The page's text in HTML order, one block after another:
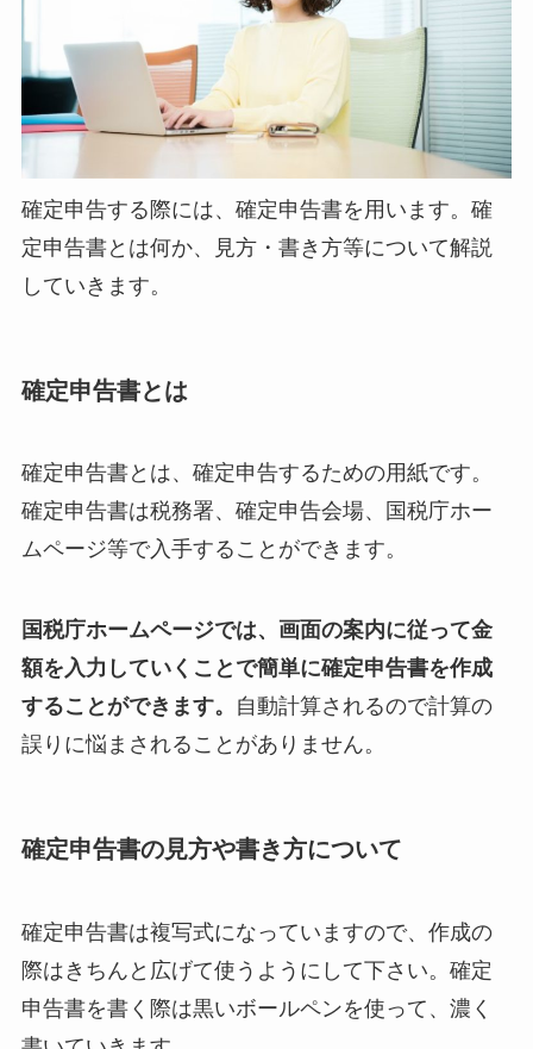
確定申告する際には、確定申告書を用います。確
定申告書とは何か、見方・書き方等について解説
していきます。
確定申告書とは
確定申告書とは、確定申告するための用紙です。
確定申告書は税務署、確定申告会場、国税庁ホー
ムページ等で入手することができます。
国税庁ホームページでは、画面の案内に従って金
額を入力していくことで簡単に確定申告書を作成
することができます。
自動計算されるので計算の
誤りに悩まされることがありません。
確定申告書の見方や書き方について
確定申告書は複写式になっていますので、作成の
際はきちんと広げて使うようにして下さい。確定
申告書を書く際は黒いボールペンを使って、濃く